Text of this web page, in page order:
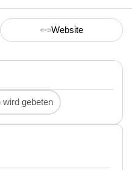
Website
wird gebeten